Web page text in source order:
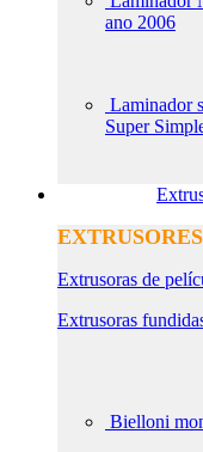
ano 2006
Laminador
Super
EXTRUSORES
Extrusoras de
Extrusoras
Bielloni